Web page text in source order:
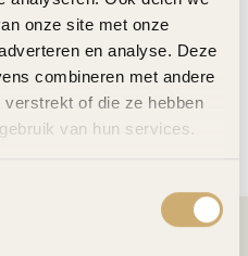
onze site met onze
en analyse. Deze
combineren met andere
of die ze hebben
van hun services.